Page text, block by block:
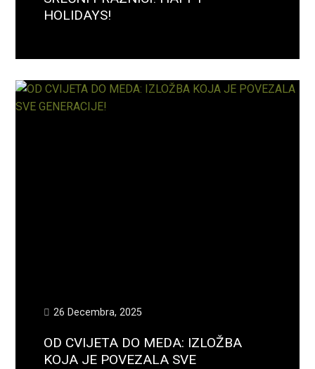
HOLIDAYS!
26 Decembra, 2025
OD CVIJETA DO MEDA: IZLOŽBA
KOJA JE POVEZALA SVE